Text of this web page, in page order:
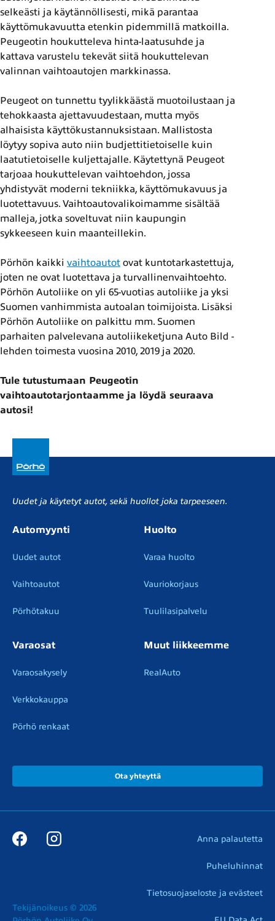
selkeästi ja käytännöllisesti, mikä parantaa
käyttömukavuutta etenkin pidemmillä matkoilla.
Peugeotin houkutteleva hinta-laatusuhde ja
kattava varustelu tekevät siitä houkuttelevan
valinnan vaihtoautojen markkinassa.
Peugeot on tunnettu tyylikkäästä muotoilustaan ja
tehokkaasta ajettavuudestaan, mutta myös
alhaisista käyttökustannuksistaan. Mallistosta
löytyy sopiva auto niin budjettitietoiselle kuin
laatutietoiselle kuljettajalle. Käytettynä Peugeot
tarjoaa houkuttelevan vaihtoehdon, jossa
yhdistyvät moderni tekniikka, käyttömukavuus ja
luotettavuus. Vaihtoautovalikoimamme sisältää
malleja, jotka soveltuvat niin kaupungin
sykkeeseen kuin maanteillekin.
Pörhön kaikki vaihtoautot ovat kuntotarkastettuja,
joten ne ovat luotettava ja turvallinenvaihtoehto.
Pörhön Autoliike on yli 65-vuotias autoliike ja yksi
Suomen vanhimmista autoalan toimijoista. Lisäksi
Pörhön Autoliike on palkittu mm. Suomen
parhaiten palvelevana autoliikeketjuna Auto Bild -
lehden toimesta vuosina 2010, 2019 ja 2020.
Tule tutustumaan Peugeotin
vaihtoautotarjontaamme ja löydä seuraava
autosi!
Uudet ja käytetyt autot, sekä huollot joka tarpeeseen.
Automyynti
Uudet autot
Vaihtoautot
Pörhötakuu
Huolto
Varaa huolto
Vauriokorjaus
Tuulilasipalvelu
Varaosat
Varaosakysely
Verkkokauppa
Pörhö renkaat
Muut liikkeemme
RealAuto
Ota yhteyttä
Tekijänoikeus © 2026
Anna palautetta
Puheluhinnat
Tietosuojaseloste ja evästeet